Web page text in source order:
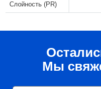
Слойность (PR)
Мы